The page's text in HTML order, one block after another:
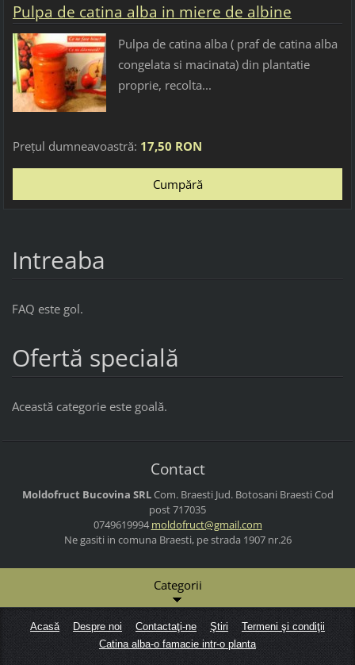
Pulpa de catina alba in miere de albine
Pulpa de catina alba ( praf de catina alba
congelata si macinata) din plantatie
proprie, recolta...
Preţul dumneavoastră: 17,50 RON
Intreaba
FAQ este gol.
Ofertă specială
Această categorie este goală.
Contact
Moldofruct Bucovina SRLCom. Braesti Jud. Botosani Braesti Cod
post 717035
0749619994moldofruct@gmail.com
Ne gasiti in comuna Braesti, pe strada 1907 nr.26
Categorii
Acasă Despre noi Contactaţi-ne Ştiri
Termeni şi condiţii
Catina alba-o famacie intr-o planta